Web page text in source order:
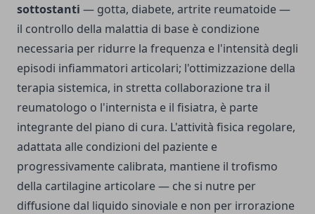
sottostanti — gotta, diabete, artrite reumatoide —
il controllo della malattia di base è condizione
necessaria per ridurre la frequenza e l'intensità degli
episodi infiammatori articolari; l'ottimizzazione della
terapia sistemica, in stretta collaborazione tra il
reumatologo o l'internista e il fisiatra, è parte
integrante del piano di cura. L'attività fisica regolare,
adattata alle condizioni del paziente e
progressivamente calibrata, mantiene il trofismo
della cartilagine articolare — che si nutre per
diffusione dal liquido sinoviale e non per irrorazione